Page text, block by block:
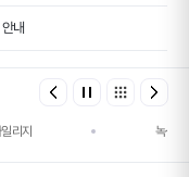
내
리지 녹색건